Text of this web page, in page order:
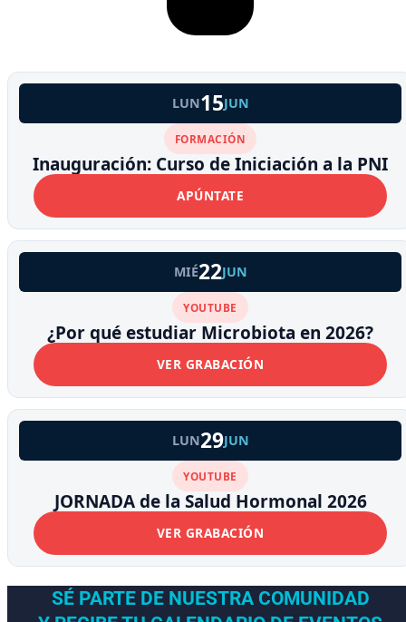
LUN15JUN
FORMACIÓN
Inauguración: Curso de Iniciación a la PNI
APÚNTATE
MIÉ22JUN
YOUTUBE
¿Por qué estudiar Microbiota en 2026?
VER GRABACIÓN
LUN29JUN
YOUTUBE
JORNADA de la Salud Hormonal 2026
VER GRABACIÓN
SÉ PARTE DE NUESTRA COMUNIDAD